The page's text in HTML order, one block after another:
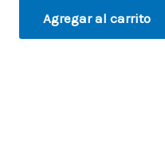
Agregar al carrito